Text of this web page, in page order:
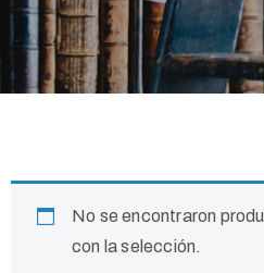
No se encontraron
con la selección.